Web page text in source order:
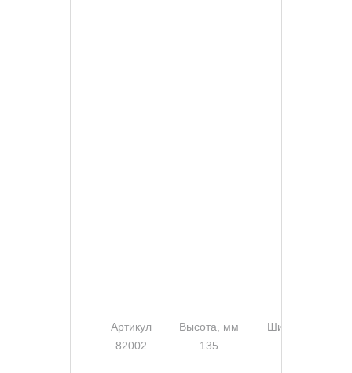
Артикул Высота, мм
Ширина, мм
82002
135